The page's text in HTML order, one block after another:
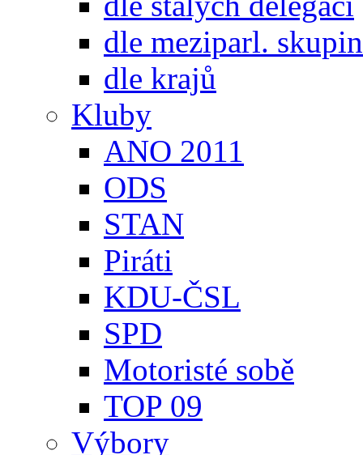
dle meziparl. skupin
dle krajů
Kluby
ANO 2011
ODS
STAN
Piráti
KDU-ČSL
SPD
Motoristé sobě
TOP 09
Výbory